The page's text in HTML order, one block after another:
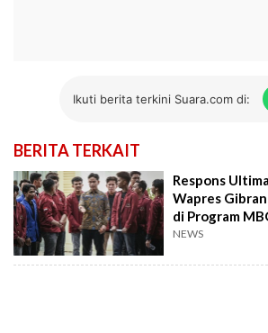
Ikuti berita terkini Suara.com di:
BERITA TERKAIT
Respons
Wapres
di Program
NEWS